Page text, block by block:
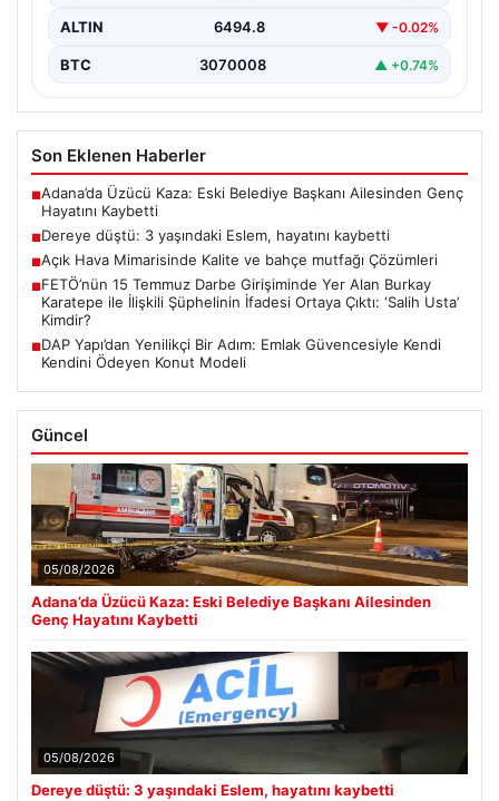
ALTIN 6494.8 ▼ -0.02%
BTC 3070008 ▲ +0.74%
Son Eklenen Haberler
■Adana’da Üzücü Kaza: Eski Belediye Başkanı Ailesinden Genç
Hayatını Kaybetti
■Dereye düştü: 3 yaşındaki Eslem, hayatını kaybetti
■Açık Hava Mimarisinde Kalite ve bahçe mutfağı Çözümleri
■FETÖ’nün 15 Temmuz Darbe Girişiminde Yer Alan Burkay
Karatepe ile İlişkili Şüphelinin İfadesi Ortaya Çıktı: ‘Salih Usta’
Kimdir?
■DAP Yapı’dan Yenilikçi Bir Adım: Emlak Güvencesiyle Kendi
Kendini Ödeyen Konut Modeli
Güncel
05/08/2026
Adana’da Üzücü Kaza: Eski Belediye Başkanı Ailesinden
Genç Hayatını Kaybetti
05/08/2026
Dereye düştü: 3 yaşındaki Eslem, hayatını kaybetti